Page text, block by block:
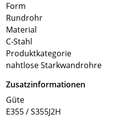
Form
Rundrohr
Material
C-Stahl
Produktkategorie
nahtlose Starkwandrohre
Zusatzinformationen
Güte
E355 / S355J2H